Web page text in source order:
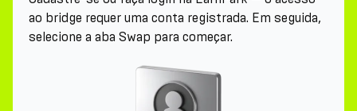
ao bridge requer uma conta registrada. Em seguida,
selecione a aba Swap para começar.